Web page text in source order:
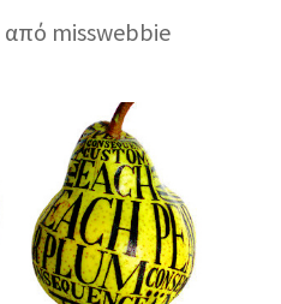
από misswebbie